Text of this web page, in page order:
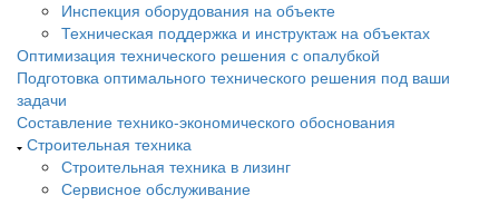
Инспекция оборудования на объекте
Техническая поддержка и инструктаж на объектах
Оптимизация технического решения с опалубкой
Подготовка оптимального технического решения под ваши
задачи
Составление технико-экономического обоснования
Строительная техника
Строительная техника в лизинг
Сервисное обслуживание